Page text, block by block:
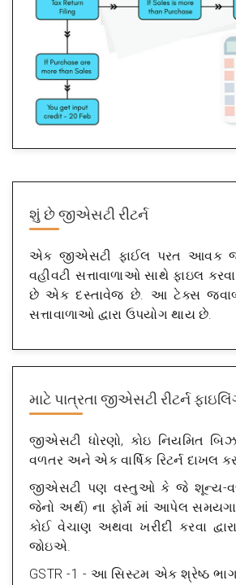
શું છેજીએસટી રીટર્ન
એક જીએસટી ફાઈલ પરત આવક જે
વહીવટી સત્તાવાળાઓ સાથે ફાઇલ
છે એક દસ્તાવેજ છે. આ ટેક્સ
સત્તાવાળાઓ દ્વારા ઉપયોગ થાય છે.
માટે પાત્રતાજીએસટી રીટર્ન
જીએસટી ધોરણો, કોઇ નિયમિત
વળતર અને એક વાર્ષિક રિટર્ન દાખલ
જીએસટી પણ વસ્તુઓ કે જે શૂન્ય-
જેનો અર્થ) ના ફોર્મ માં આપેલ
કોઈ વેચાણ અથવા ખરીદી કરવા
જોઇએ.
GSTR -1 - આ સિસ્ટમ એક શ્રેષ્ઠ